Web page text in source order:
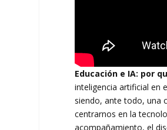
Educación e IA: por
inteligencia artificial en
siendo, ante todo, una
centrarnos en la
acompañamiento, el